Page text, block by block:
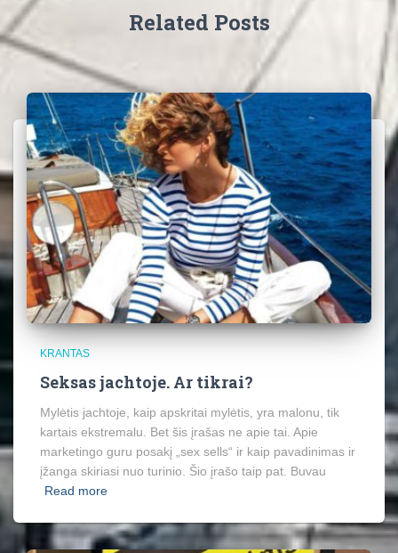
Related Posts
KRANTAS
Seksas jachtoje. Ar tikrai?
Mylėtis jachtoje, kaip apskritai mylėtis, yra malonu, tik
kartais ekstremalu. Bet šis įrašas ne apie tai. Apie
marketingo guru posakį „sex sells“ ir kaip pavadinimas ir
įžanga skiriasi nuo turinio. Šio įrašo taip pat. Buvau
Read more